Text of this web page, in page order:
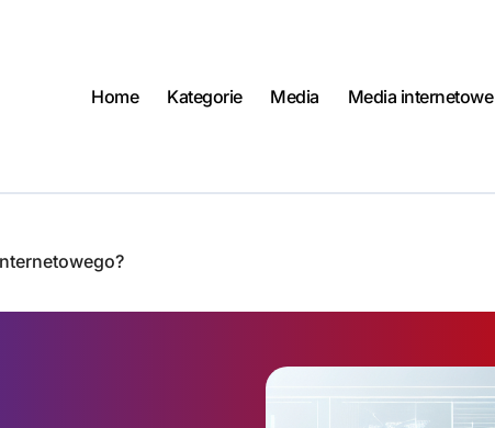
Home Kategorie Media Media internetowe